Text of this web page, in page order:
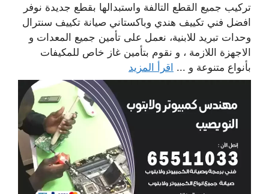
تركيب جميع القطع التالفة واستبدالها بقطع جديدة نوفر
افضل فني تكييف هندي وباكستاني صيانة تكييف سنترال
وحدات تبريد للابنية، نعمل على تأمين جميع المعدات و
الاجهزة اللازمة ، و نقوم بتأمين غاز خاص للمكيفات
بأنواع متنوعة و ... اقرأ المزيد